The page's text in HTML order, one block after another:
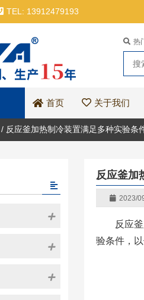
TEL: 13912479193
热
首页 关于我们
/ 反应釜加热制冷装置满足多种实验条
反应釜加
2023/
反应
验条件，